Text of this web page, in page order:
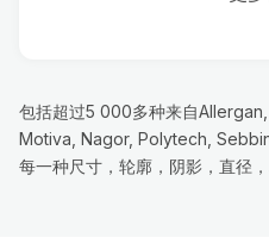
包括超过5 000多种来自
Motiva, Nagor, Polytech,
每一种尺寸，轮廓，阴影，直径，